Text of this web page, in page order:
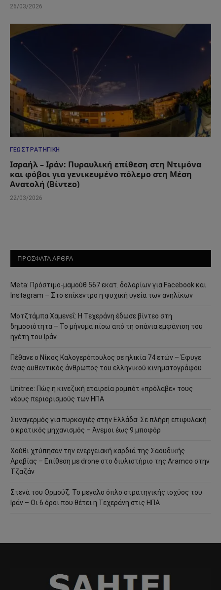
26/03/2026
ΓΕΩΣΤΡΑΤΗΓΙΚΉ
Ισραήλ – Ιράν: Πυραυλική επίθεση στη Ντιμόνα
και φόβοι για γενικευμένο πόλεμο στη Μέση
Ανατολή (Βίντεο)
22/03/2026
ΠΡΟΣΦΑΤΑ ΑΡΘΡΑ
Meta: Πρόστιμο-μαμούθ 567 εκατ. δολαρίων για Facebook και
Instagram – Στο επίκεντρο η ψυχική υγεία των ανηλίκων
Μοτζτάμπα Χαμενεΐ: Η Τεχεράνη έδωσε βίντεο στη
δημοσιότητα – Το μήνυμα πίσω από τη σπάνια εμφάνιση του
ηγέτη του Ιράν
Πέθανε ο Νίκος Καλογερόπουλος σε ηλικία 74 ετών – Έφυγε
ένας αυθεντικός άνθρωπος του ελληνικού κινηματογράφου
Unitree: Πώς η κινεζική εταιρεία ρομπότ «πρόλαβε» τους
νέους περιορισμούς των ΗΠΑ
Συναγερμός για πυρκαγιές στην Ελλάδα: Σε πλήρη επιφυλακή
ο κρατικός μηχανισμός – Άνεμοι έως 9 μποφόρ
Χούθι χτύπησαν την ενεργειακή καρδιά της Σαουδικής
Αραβίας – Επίθεση με drone στο διυλιστήριο της Aramco στην
Τζαζάν
Στενά του Ορμούζ: Το μεγάλο όπλο στρατηγικής ισχύος του
Ιράν – Οι 6 όροι που θέτει η Τεχεράνη στις ΗΠΑ